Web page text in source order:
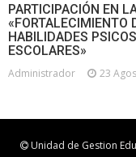
PARTICIPACIÓN EN
«FORTALECIMIENTO
HABILIDADES
ESCOLARES»
Administrador 23
Unidad de Gestion